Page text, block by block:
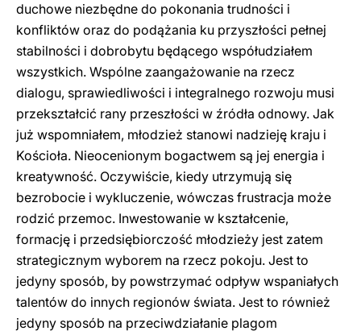
duchowe niezbędne do pokonania trudności i
konfliktów oraz do podążania ku przyszłości pełnej
stabilności i dobrobytu będącego współudziałem
wszystkich. Wspólne zaangażowanie na rzecz
dialogu, sprawiedliwości i integralnego rozwoju musi
przekształcić rany przeszłości w źródła odnowy. Jak
już wspomniałem, młodzież stanowi nadzieję kraju i
Kościoła. Nieocenionym bogactwem są jej energia i
kreatywność. Oczywiście, kiedy utrzymują się
bezrobocie i wykluczenie, wówczas frustracja może
rodzić przemoc. Inwestowanie w kształcenie,
formację i przedsiębiorczość młodzieży jest zatem
strategicznym wyborem na rzecz pokoju. Jest to
jedyny sposób, by powstrzymać odpływ wspaniałych
talentów do innych regionów świata. Jest to również
jedyny sposób na przeciwdziałanie plagom